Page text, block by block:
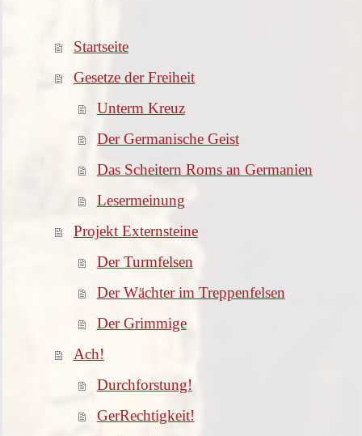
Startseite
Gesetze der Freiheit
Unterm Kreuz
Der Germanische Geist
Das Scheitern Roms an Germanien
Lesermeinung
Projekt Externsteine
Der Turmfelsen
Der Wächter im Treppenfelsen
Der Grimmige
Ach!
Durchforstung!
GerRechtigkeit!